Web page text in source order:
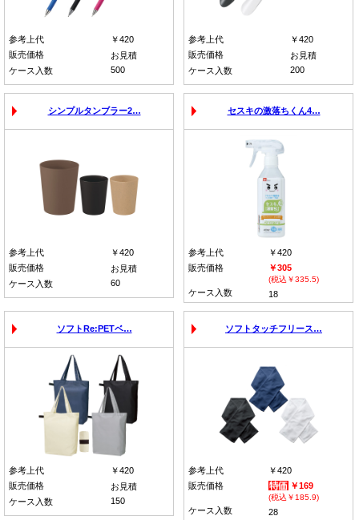
参考上代
￥420
販売価格
お見積
ケース入数
500
参考上代
￥420
販売価格
お見積
ケース入数
200
シンプルタンブラー2…
参考上代
￥420
販売価格
お見積
ケース入数
60
セスキの激落ちくん4…
参考上代
￥420
販売価格
￥305
(税込￥335.5)
ケース入数 18
ソフトRe:PETベ…
参考上代
￥420
販売価格
お見積
ケース入数
150
ソフトタッチフリース…
参考上代
￥420
販売価格
￥169
(税込￥185.9)
ケース入数 28